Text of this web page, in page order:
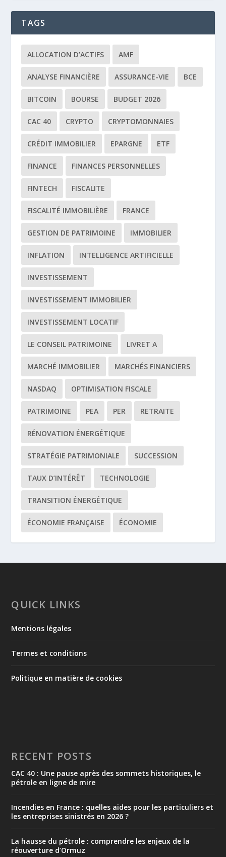
TAGS
ALLOCATION D’ACTIFS AMF
ANALYSE FINANCIÈRE ASSURANCE-VIE BCE
BITCOIN BOURSE BUDGET 2026
CAC 40 CRYPTO CRYPTOMONNAIES
CRÉDIT IMMOBILIER EPARGNE ETF
FINANCE FINANCES PERSONNELLES
FINTECH FISCALITE
FISCALITÉ IMMOBILIÈRE FRANCE
GESTION DE PATRIMOINE IMMOBILIER
INFLATION INTELLIGENCE ARTIFICIELLE
INVESTISSEMENT
INVESTISSEMENT IMMOBILIER
INVESTISSEMENT LOCATIF
LE CONSEIL PATRIMOINE LIVRET A
MARCHÉ IMMOBILIER MARCHÉS FINANCIERS
NASDAQ OPTIMISATION FISCALE
PATRIMOINE PEA PER RETRAITE
RÉNOVATION ÉNERGÉTIQUE
STRATÉGIE PATRIMONIALE SUCCESSION
TAUX D’INTÉRÊT TECHNOLOGIE
TRANSITION ÉNERGÉTIQUE
ÉCONOMIE FRANÇAISE ÉCONOMIE
QUICK LINKS
Mentions légales
Termes et conditions
Politique en matière de cookies
RECENT POSTS
CAC 40 : Une pause après des sommets historiques, le
pétrole en ligne de mire
Incendies en France : quelles aides pour les particuliers et
les entreprises sinistrés en 2026 ?
La hausse du pétrole : comprendre les enjeux de la
réouverture d’Ormuz